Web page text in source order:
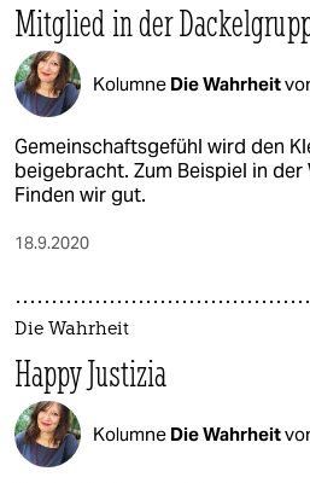
Mitglied in der
Kolumne Die Wahrheit
Gemeinschaftsgefühl wird den
beigebracht. Zum Beispiel in
Finden wir gut.
18.9.2020
Die Wahrheit
Happy Justizia
Kolumne Die Wahrheit